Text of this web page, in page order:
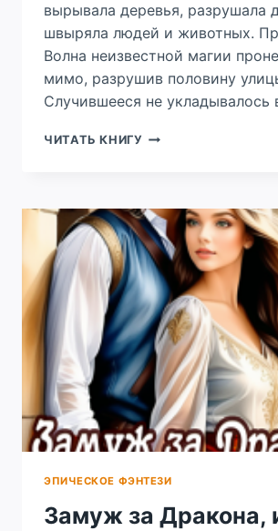
вырывала деревья, разрушала
швыряла людей и животных.
Волна неизвестной магии
мимо, разрушив половину
Случившееся не укладывалось
ЧИТАТЬ КНИГУ БЕЗУДЕРЖНЫЙ
ЭПИЧЕСКОЕ ФЭНТЕЗИ
Замуж за Дракона,